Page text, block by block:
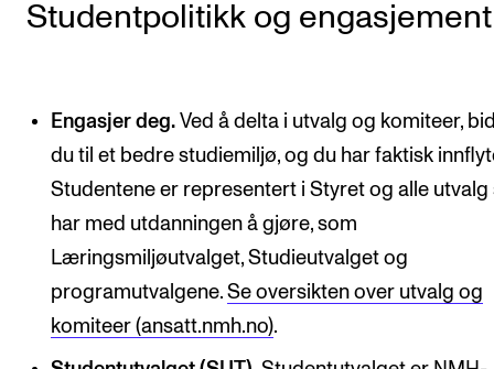
Studentpolitikk og engasjement
Engasjer deg. Ved å delta i utvalg og komiteer,
du til et bedre studiemiljø, og du har faktisk
Studentene er representert i Styret og alle utvalg
har med utdanningen å gjøre, som
Læringsmiljøutvalget, Studieutvalget og
programutvalgene.Se oversikten over utvalg og
komiteer (ansatt.nmh.no).